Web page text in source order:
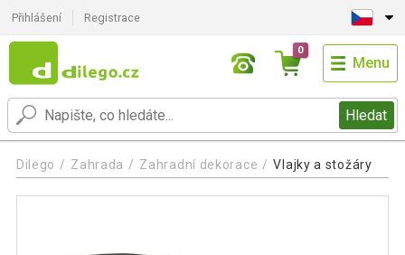
Přihlášení Registrace
Hledat
0
Menu
Dilego Zahrada Zahradní dekorace Vlajky a stožáry